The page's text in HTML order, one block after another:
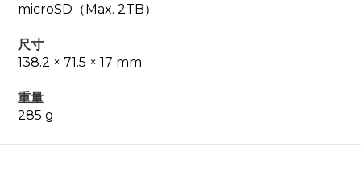
microSD（Max. 2TB）
尺寸
138.2 × 71.5 × 17 mm
重量
285 g